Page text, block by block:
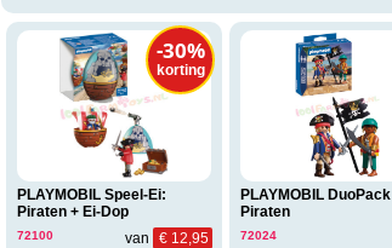
-30%
korting
PLAYMOBIL Speel-Ei:
Piraten + Ei-Dop
€ 12,95
van
72100
PLAYMOBIL DuoPack
Piraten
72024